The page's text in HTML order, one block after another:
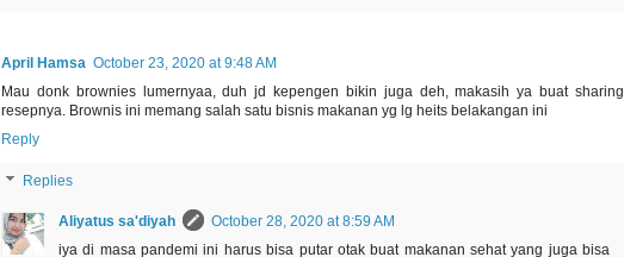
April Hamsa October 23, 2020 at 9:48 AM
Mau donk brownies lumernyaa, duh jd kepengen bikin juga deh, makasih ya buat sharing
resepnya. Brownis ini memang salah satu bisnis makanan yg lg heits belakangan ini
Reply
Replies
Aliyatus sa'diyah
October 28, 2020 at 8:59 AM
iya di masa pandemi ini harus bisa putar otak buat makanan sehat yang juga bisa